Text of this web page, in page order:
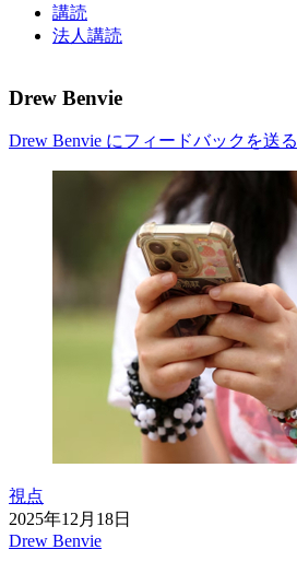
講読
法人講読
Drew Benvie
Drew Benvie にフィードバックを送る
視点
2025年12月18日
Drew Benvie